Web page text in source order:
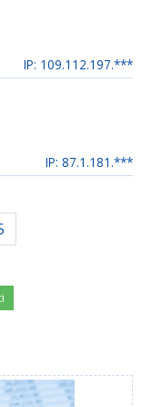
IP: 109.112.197.***
IP: 87.1.181.***